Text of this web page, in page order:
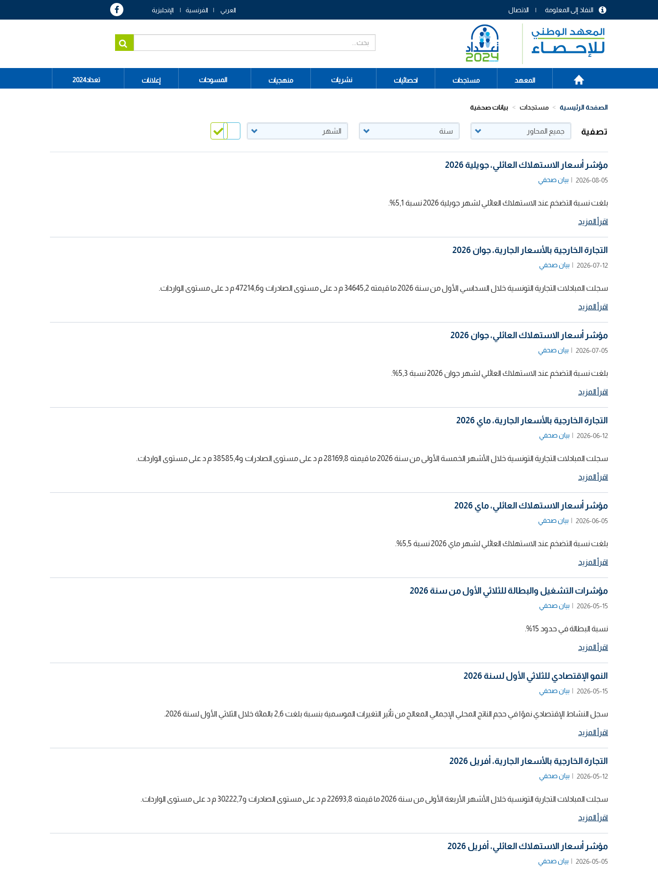
menu
header
الاتصال النفاذ إلى المعلومة العربي الفرنسية الإنجليزية
Main
navigation
الرئيسية
المعهد مستجدات احصائيات نشريات منهجيات المسوحات إعلانات تعداد2024
الصفحة الرئيسية مستجدات بيانات صحفية
تصفية
مؤشر أسعار الاستهلاك العائلي، جويلية 2026
2026-08-05 بيان صحفي
بلغت نسبة التضخم عند الاستهلاك العائلي لشهر جويلية 2026 نسبة 5,1%.
اقرأ المزيد
التجارة الخارجية بالأسعار الجارية، جوان 2026
2026-07-12 بيان صحفي
سجلت المبادلات التجارية التونسية خلال السداسي الأول من سنة 2026 ما قيمته 34645,2 م د على مستوى الصادرات و47214,6 م د على مستوى الواردات.
اقرأ المزيد
مؤشر أسعار الاستهلاك العائلي، جوان 2026
2026-07-05 بيان صحفي
بلغت نسبة التضخم عند الاستهلاك العائلي لشهر جوان 2026 نسبة 5,3%.
اقرأ المزيد
التجارة الخارجية بالأسعار الجارية، ماي 2026
2026-06-12 بيان صحفي
سجلت المبادلات التجارية التونسية خلال الأشهر الخمسة الأولى من سنة 2026 ما قيمته 28169,8 م د على مستوى الصادرات و38585,4 م د على مستوى الواردات.
اقرأ المزيد
مؤشر أسعار الاستهلاك العائلي، ماي 2026
2026-06-05 بيان صحفي
بلغت نسبة التضخم عند الاستهلاك العائلي لشهر ماي 2026 نسبة 5,5%.
اقرأ المزيد
مؤشرات التشغيل والبطالة للثلاثي الأول من سنة 2026
2026-05-15 بيان صحفي
نسبة البطالة في حدود 15%.
اقرأ المزيد
النمو الإقتصادي للثلاثي الأول لسنة 2026
2026-05-15 بيان صحفي
سجل النشاط الإقتصادي نموّا في حجم الناتج المحلي الإجمالي المعالج من تأثير التغيرات الموسمية بنسبة بلغت 2,6 بالمائة خلال الثلاثي الأول لسنة 2026.
اقرأ المزيد
التجارة الخارجية بالأسعار الجارية، أفريل 2026
2026-05-12 بيان صحفي
سجلت المبادلات التجارية التونسية خلال الأشهر الأربعة الأولى من سنة 2026 ما قيمته 22693,8 م د على مستوى الصادرات و30222,7 م د على مستوى الواردات.
اقرأ المزيد
مؤشر أسعار الاستهلاك العائلي، أفريل 2026
2026-05-05 بيان صحفي